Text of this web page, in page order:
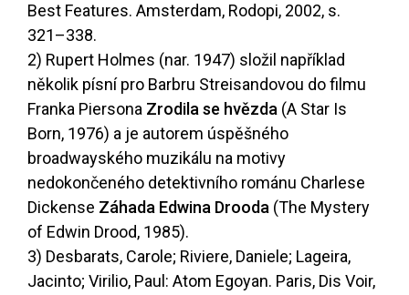
Best Features. Amsterdam, Rodopi, 2002, s.
321–338.
2) Rupert Holmes (nar. 1947) složil například
několik písní pro Barbru Streisandovou do filmu
Franka Piersona Zrodila se hvězda (A Star Is
Born, 1976) a je autorem úspěšného
broadwayského muzikálu na motivy
nedokončeného detektivního románu Charlese
Dickense Záhada Edwina Drooda (The Mystery
of Edwin Drood, 1985).
3) Desbarats, Carole; Riviere, Daniele; Lageira,
Jacinto; Virilio, Paul: Atom Egoyan. Paris, Dis Voir,